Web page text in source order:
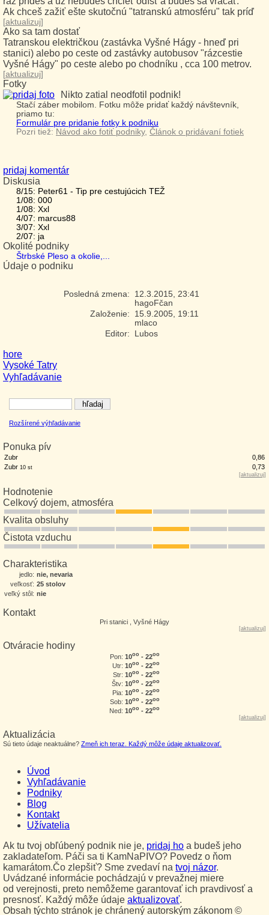
Vyhľadávanie
Rozšírené výhľadávanie
Ponuka pív
Zubr
0,86
Zubr 10 st 0,73
[aktualizuj]
Hodnotenie
Celkový dojem, atmosféra
Kvalita obsluhy
Čistota vzduchu
Charakteristika
jedlo: nie, nevaria
veľkosť: 25 stolov
veľký stôl: nie
Kontakt
Pri stanici , Vyšné Hágy
[aktualizuj]
Otváracie hodiny
Pon: 10oo - 22oo
Utr: 10oo - 22oo
Str: 10oo - 22oo
Štv: 10oo - 22oo
Pia: 10oo - 22oo
Sob: 10oo - 22oo
Ned: 10oo - 22oo
[aktualizuj]
Aktualizácia
Sú tieto údaje neaktuálne? Zmeň ich teraz. Každý môže údaje aktualizovať.
Ak chceš zažiť ešte skutočnú "tatranskú atmosféru" tak príď
[aktualizuj]
Ako sa tam dostať
Tatranskou električkou (zastávka Vyšné Hágy - hneď pri
stanici) alebo po ceste od zastávky autobusov "rázcestie
Vyšné Hágy" po ceste alebo po chodníku , cca 100 metrov.
[aktualizuj]
Fotky
Nikto zatial neodfotil podnik!
Stačí záber mobilom. Fotku môže pridať každý návštevník,
priamo tu:
Formulár pre pridanie fotky k podniku
Pozri tiež: Návod ako fotiť podniky, Článok o pridávaní fotiek
pridaj komentár
Diskusia
8/15: Peter61 - Tip pre cestujúcich TEŽ
1/08: 000
1/08: Xxl
4/07: marcus88
3/07: Xxl
2/07: ja
Okolité podniky
Štrbské Pleso a okolie,...
Údaje o podniku
Posledná zmena: 12.3.2015, 23:41
hagoFčan
Založenie: 15.9.2005, 19:11
mlaco
Editor:
Lubos
hore
Vysoké Tatry
Úvod
Vyhľadávanie
Podniky
Blog
Kontakt
Užívatelia
Ak tu tvoj obľúbený podnik nie je, pridaj ho a budeš jeho
zakladateľom. Páči sa ti KamNaPIVO? Povedz o ňom
kamarátom.Čo zlepšiť? Sme zvedaví na tvoj názor.
Uvádzané informácie pochádzajú v prevažnej miere
od verejnosti, preto nemôžeme garantovať ich pravdivosť a
presnosť. Každý môže údaje aktualizovať.
Obsah týchto stránok je chránený autorským zákonom ©